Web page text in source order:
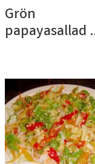
Grön
papayasallad